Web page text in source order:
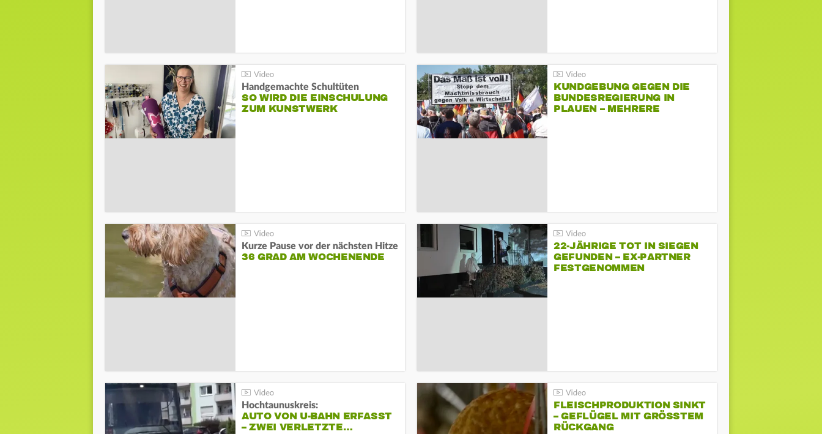
Handgemachte Schultüten
SO WIRD DIE EINSCHULUNG
ZUM KUNSTWERK
KUNDGEBUNG GEGEN DIE
BUNDESREGIERUNG IN
PLAUEN – MEHRERE
Kurze Pause vor der nächsten Hitze
36 GRAD AM WOCHENENDE
22-JÄHRIGE TOT IN SIEGEN
GEFUNDEN – EX-PARTNER
FESTGENOMMEN
Hochtaunuskreis:
AUTO VON U-BAHN ERFASST
– ZWEI VERLETZTE…
FLEISCHPRODUKTION SINKT
– GEFLÜGEL MIT GRÖSSTEM R
ÜCKGANG